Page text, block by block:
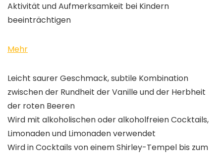
Aktivität und Aufmerksamkeit bei Kindern
beeinträchtigen
Mehr
Leicht saurer Geschmack, subtile Kombination
zwischen der Rundheit der Vanille und der Herbheit
der roten Beeren
Wird mit alkoholischen oder alkoholfreien Cocktails,
Limonaden und Limonaden verwendet
Wird in Cocktails von einem Shirley-Tempel bis zum